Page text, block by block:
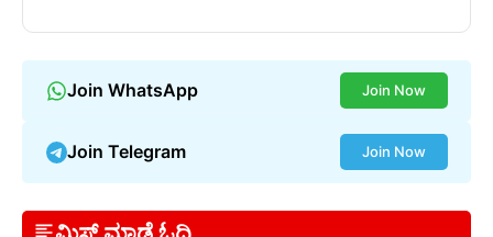
Join WhatsApp Join Now
Join Telegram Join Now